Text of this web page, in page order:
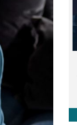
come la
lo